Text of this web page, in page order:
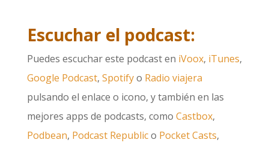
Escuchar el podcast:
Puedes escuchar este podcast en iVoox, iTunes,
Google Podcast, Spotifyo Radio viajera
pulsando el enlace o icono, y también en las
mejores apps de podcasts, como Castbox,
Podbean, Podcast Republico Pocket Casts,